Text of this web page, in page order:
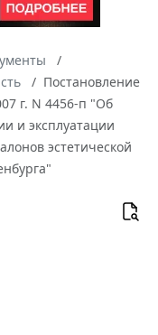
Постановление
г. N 4456-п "Об
и эксплуатации
эстетической